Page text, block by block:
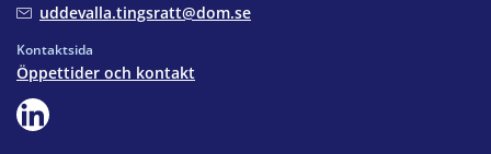
uddevalla.tingsratt@dom.se
Kontaktsida
Öppettider och kontakt